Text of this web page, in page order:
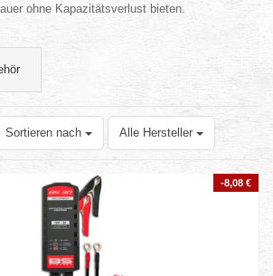
ohne Kapazitätsverlust bieten.
Sortieren nach
Sortieren nach Alle Hersteller
-8,08 €